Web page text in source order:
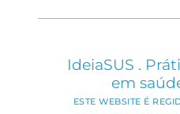
IdeiaSUS .
em
ESTE WEBSITE É